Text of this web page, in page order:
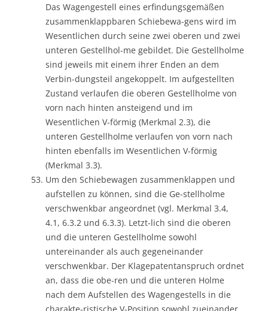
Das Wagengestell eines erfindungsgemäßen
zusammenklappbaren Schiebewa-gens wird im
Wesentlichen durch seine zwei oberen und zwei
unteren Gestellhol-me gebildet. Die Gestellholme
sind jeweils mit einem ihrer Enden an dem
Verbin-dungsteil angekoppelt. Im aufgestellten
Zustand verlaufen die oberen Gestellholme von
vorn nach hinten ansteigend und im
Wesentlichen V-förmig (Merkmal 2.3), die
unteren Gestellholme verlaufen von vorn nach
hinten ebenfalls im Wesentlichen V-förmig
(Merkmal 3.3).
Um den Schiebewagen zusammenklappen und
aufstellen zu können, sind die Ge-stellholme
verschwenkbar angeordnet (vgl. Merkmal 3.4,
4.1, 6.3.2 und 6.3.3). Letzt-lich sind die oberen
und die unteren Gestellholme sowohl
untereinander als auch gegeneinander
verschwenkbar. Der Klagepatentanspruch ordnet
an, dass die obe-ren und die unteren Holme
nach dem Aufstellen des Wagengestells in die
charakte-ristische V-Position sowohl zueinander